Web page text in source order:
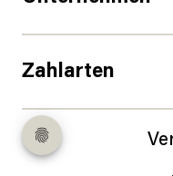
Zahlarten